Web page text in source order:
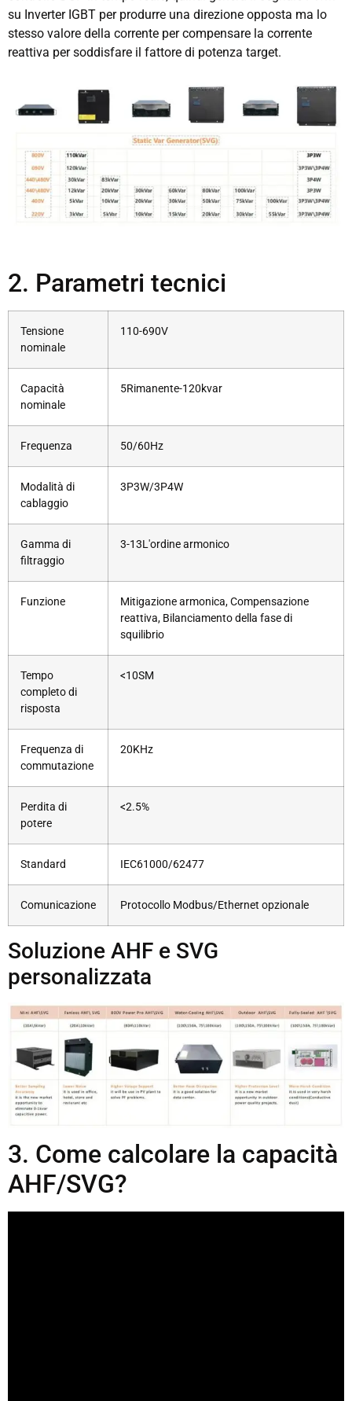
su Inverter IGBT per produrre una direzione opposta ma lo
stesso valore della corrente per compensare la corrente
reattiva per soddisfare il fattore di potenza target.
2. Parametri tecnici
Tensione
nominale
110-690V
Capacità
nominale
5Rimanente-120kvar
Frequenza 50/60Hz
Modalità di
cablaggio
3P3W/3P4W
Gamma di
filtraggio
3-13L'ordine armonico
Funzione
Mitigazione armonica, Compensazione
reattiva, Bilanciamento della fase di
squilibrio
Tempo
completo di
risposta
<10SM
Frequenza di
commutazione
20KHz
Perdita di
potere
<2.5%
Standard IEC61000/62477
Comunicazione Protocollo Modbus/Ethernet opzionale
Soluzione AHF e SVG
personalizzata
3. Come calcolare la capacità
AHF/SVG?